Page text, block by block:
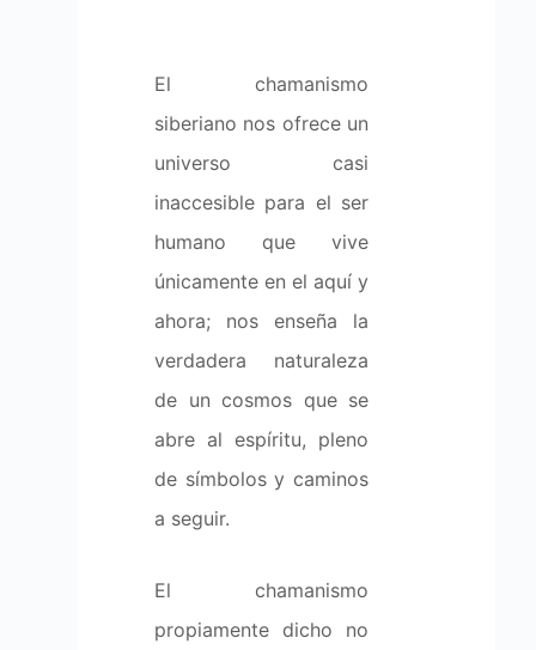
El chamanismo
siberiano nos ofrece un
universo casi
inaccesible para el ser
humano que vive
únicamente en el aquí y
ahora; nos enseña la
verdadera naturaleza
de un cosmos que se
abre al espíritu, pleno
de símbolos y caminos
a seguir.
El chamanismo
propiamente dicho no